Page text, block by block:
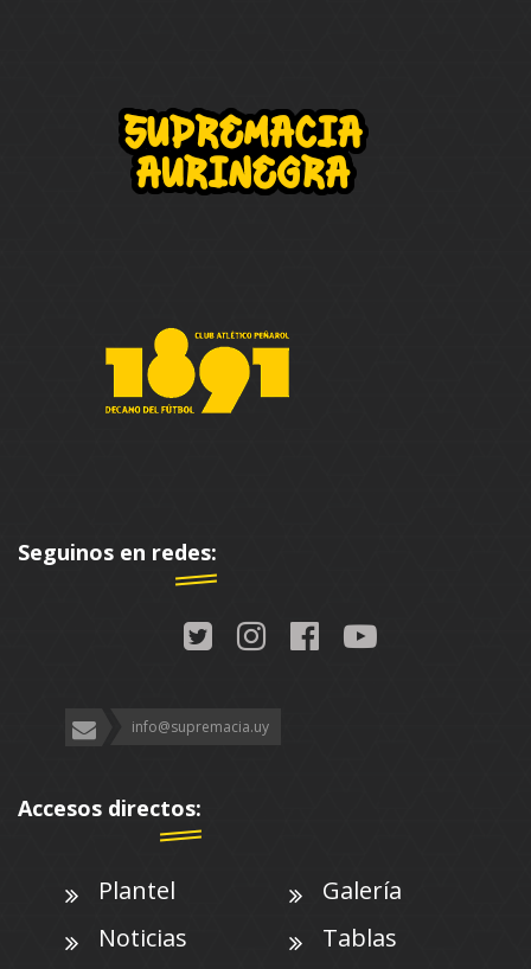
Seguinos en redes:
info@supremacia.uy
Accesos directos:
Plantel
Galería
Noticias
Tablas